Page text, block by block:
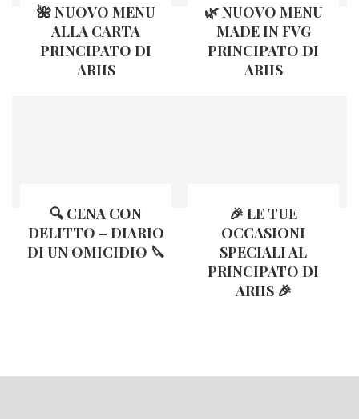
🌺 NUOVO MENU
ALLA CARTA
PRINCIPATO DI
ARIIS
🌿 NUOVO MENU
MADE IN FVG
PRINCIPATO DI
ARIIS
🔍 CENA CON
DELITTO – DIARIO
DI UN OMICIDIO 🔪
🎉 LE TUE
OCCASIONI
SPECIALI AL
PRINCIPATO DI
ARIIS 🎉